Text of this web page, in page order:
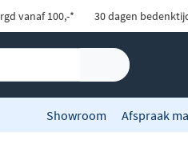
vanaf 100,-* 30 dagen
Showroom Afspraak